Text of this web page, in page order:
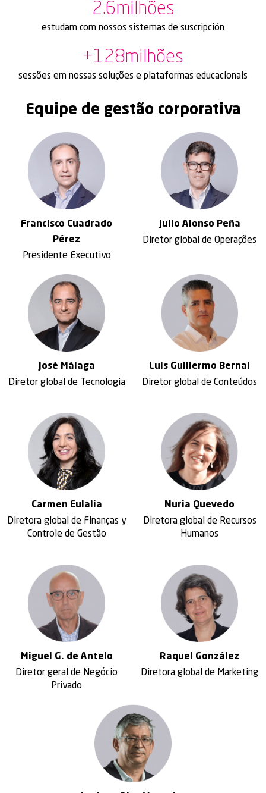
estudam com nossos sistemas de suscripción
2.6milhões
sessões em nossas soluções e plataformas educacionais
+128milhões
Equipe de gestão corporativa
Francisco Cuadrado
Pérez
Presidente Executivo
Julio Alonso Peña
Diretor global de Operações
José Málaga
Diretor global de Tecnologia
Luis Guillermo Bernal
Diretor global de Conteúdos
Carmen Eulalia
Diretora global de Finanças y
Controle de Gestão
Nuria Quevedo
Diretora global de Recursos
Humanos
Miguel G. de Antelo
Diretor geral de Negócio
Privado
Raquel González
Diretora global de Marketing